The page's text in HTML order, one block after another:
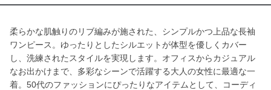
柔らかな肌触りのリブ編みが施された、シンプルかつ上品な長袖
ワンピース。ゆったりとしたシルエットが体型を優しくカバー
し、洗練されたスタイルを実現します。オフィスからカジュアル
なお出かけまで、多彩なシーンで活躍する大人の女性に最適な一
着。50代のファッションにぴったりなアイテムとして、コーディ